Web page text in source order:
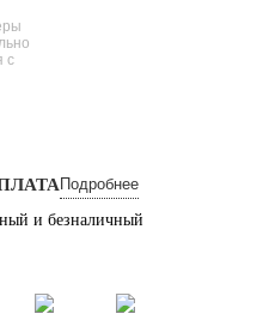
с
Подробнее
и безналичный